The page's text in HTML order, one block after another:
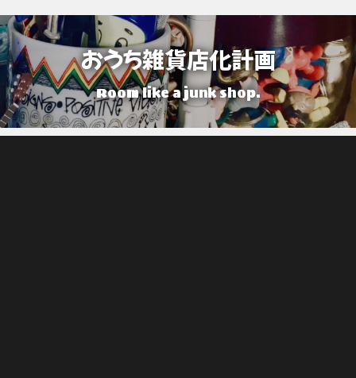
おうち雑貨店化計画
Room like a junk shop.